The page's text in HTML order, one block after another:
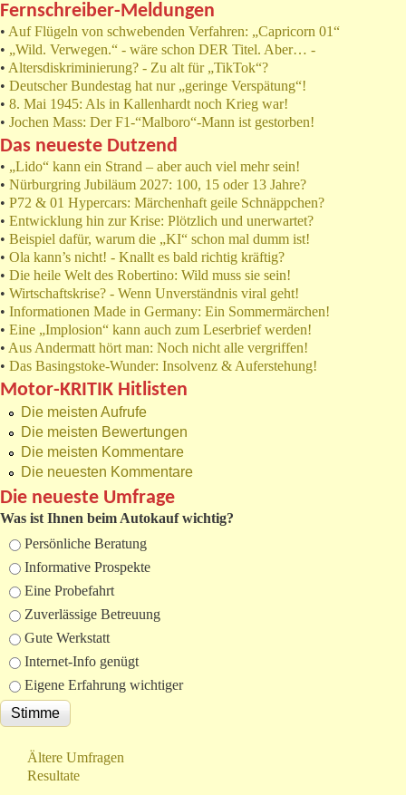
Fernschreiber-Meldungen
• Auf Flügeln von schwebenden Verfahren: „Capricorn 01“
• „Wild. Verwegen.“ - wäre schon DER Titel. Aber… -
• Altersdiskriminierung? - Zu alt für „TikTok“?
• Deutscher Bundestag hat nur „geringe Verspätung“!
• 8. Mai 1945: Als in Kallenhardt noch Krieg war!
• Jochen Mass: Der F1-“Malboro“-Mann ist gestorben!
Das neueste Dutzend
• „Lido“ kann ein Strand – aber auch viel mehr sein!
• Nürburgring Jubiläum 2027: 100, 15 oder 13 Jahre?
• P72 & 01 Hypercars: Märchenhaft geile Schnäppchen?
• Entwicklung hin zur Krise: Plötzlich und unerwartet?
• Beispiel dafür, warum die „KI“ schon mal dumm ist!
• Ola kann’s nicht! - Knallt es bald richtig kräftig?
• Die heile Welt des Robertino: Wild muss sie sein!
• Wirtschaftskrise? - Wenn Unverständnis viral geht!
• Informationen Made in Germany: Ein Sommermärchen!
• Eine „Implosion“ kann auch zum Leserbrief werden!
• Aus Andermatt hört man: Noch nicht alle vergriffen!
• Das Basingstoke-Wunder: Insolvenz & Auferstehung!
Motor-KRITIK Hitlisten
Die meisten Aufrufe
Die meisten Bewertungen
Die meisten Kommentare
Die neuesten Kommentare
Die neueste Umfrage
Was ist Ihnen beim Autokauf wichtig?
Auswahlmöglichkeiten
Persönliche Beratung
Informative Prospekte
Eine Probefahrt
Zuverlässige Betreuung
Gute Werkstatt
Internet-Info genügt
Eigene Erfahrung wichtiger
Ältere Umfragen
Resultate